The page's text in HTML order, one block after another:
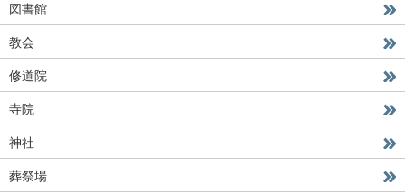
図書館
教会
修道院
寺院
神社
葬祭場